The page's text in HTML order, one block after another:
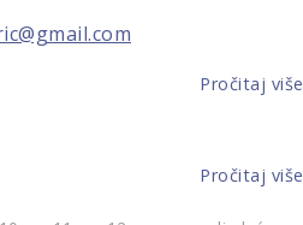
Pročitaj više
Pročitaj više